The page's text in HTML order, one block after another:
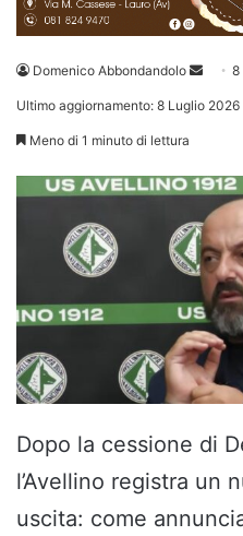
Domenico Abbondandolo
Invia 8
Ultimo aggiornamento: 8 Luglio 2026
Meno di 1 minuto di lettura
Dopo la cessione di
l’Avellino registra un
uscita: come